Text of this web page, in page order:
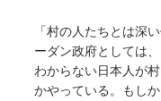
「村の人たちとは深
ーダン政府としては
わからない日本人が
かやっている。もし